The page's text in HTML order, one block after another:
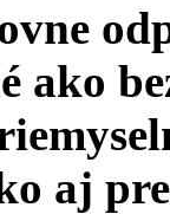
ako
aj